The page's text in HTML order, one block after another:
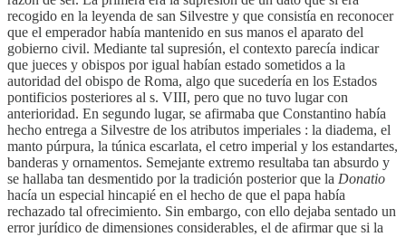
recogido en la leyenda de san Silvestre y que consistía en reconocer
que el emperador había mantenido en sus manos el aparato del
gobierno civil. Mediante tal supresión, el contexto parecía indicar
que jueces y obispos por igual habían estado sometidos a la
autoridad del obispo de Roma, algo que sucedería en los Estados
pontificios posteriores al s. VIII, pero que no tuvo lugar con
anterioridad. En segundo lugar, se afirmaba que Constantino había
hecho entrega a Silvestre de los atributos imperiales : la diadema, el
manto púrpura, la túnica escarlata, el cetro imperial y los estandartes,
banderas y ornamentos. Semejante extremo resultaba tan absurdo y
se hallaba tan desmentido por la tradición posterior que la Donatio
hacía un especial hincapié en el hecho de que el papa había
rechazado tal ofrecimiento. Sin embargo, con ello dejaba sentado un
error jurídico de dimensiones considerables, el de afirmar que si la